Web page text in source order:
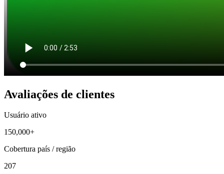
Avaliações de clientes
Usuário ativo
150,000+
Cobertura país / região
207